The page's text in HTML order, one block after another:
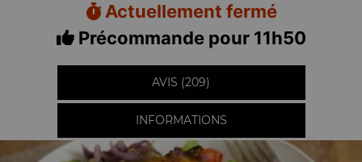
Actuellement fermé
Précommande pour 11h50
AVIS (209)
INFORMATIONS